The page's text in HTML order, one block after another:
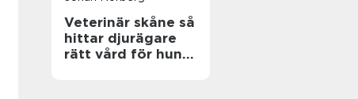
Veterinär skåne så
hittar djurägare
rätt vård för hund